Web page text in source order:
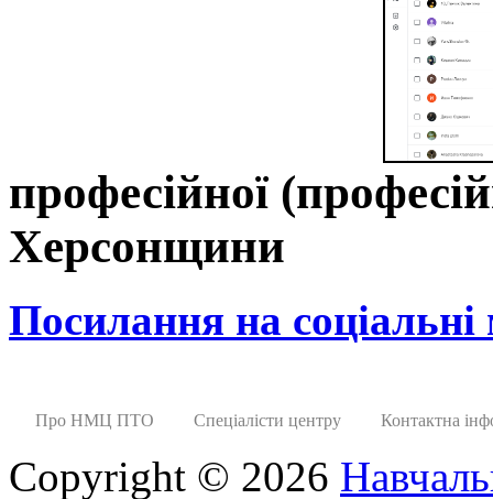
професійної
Херсонщини
Посилання на соціальні
Про НМЦ ПТО Спеціалісти центру Контактна
Copyright © 2026